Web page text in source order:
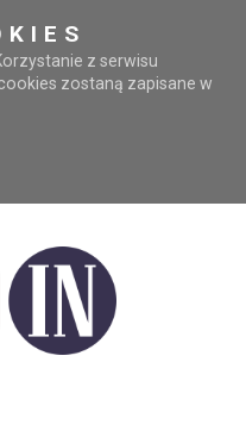
z serwisu
zostaną zapisane w